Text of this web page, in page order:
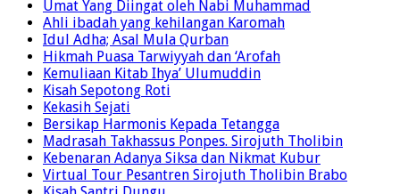
Umat Yang Diingat oleh Nabi Muhammad
Ahli ibadah yang kehilangan Karomah
Idul Adha; Asal Mula Qurban
Hikmah Puasa Tarwiyyah dan ‘Arofah
Kemuliaan Kitab Ihya’ Ulumuddin
Kisah Sepotong Roti
Kekasih Sejati
Bersikap Harmonis Kepada Tetangga
Madrasah Takhassus Ponpes. Sirojuth Tholibin
Kebenaran Adanya Siksa dan Nikmat Kubur
Virtual Tour Pesantren Sirojuth Tholibin Brabo